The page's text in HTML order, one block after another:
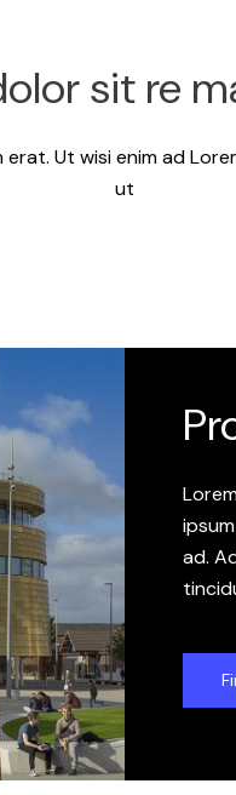
sit re
Ut wisi enim ad
ut
ad.